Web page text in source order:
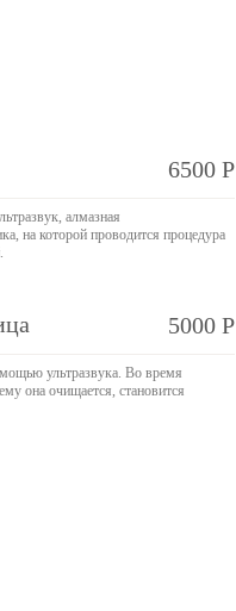
6500 Р
алмазная
на которой проводится процедура
5000 Р
ультразвука. Во время
она очищается, становится